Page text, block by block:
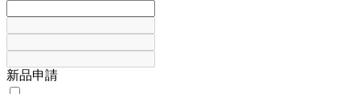
新品申請